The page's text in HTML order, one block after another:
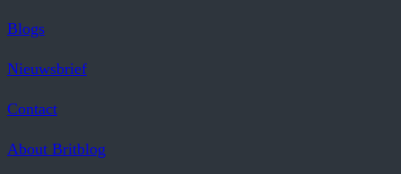
Blogs
Nieuwsbrief
Contact
About Britblog